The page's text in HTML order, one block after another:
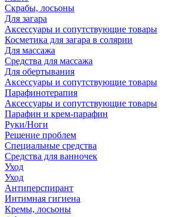
Скрабы, лосьоны
Для загара
Аксессуары и сопутствующие товары
Косметика для загара в солярии
Для массажа
Средства для массажа
Для обертывания
Аксессуары и сопутствующие товары
Парафинотерапия
Аксессуары и сопутствующие товары
Парафин и крем-парафин
Руки/Ноги
Решение проблем
Специальные средства
Средства для ванночек
Уход
Уход
Антиперспирант
Интимная гигиена
Кремы, лосьоны